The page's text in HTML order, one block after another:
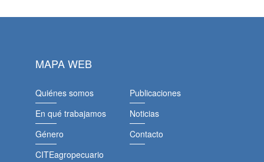
MAPA WEB
Quiénes somos
En qué trabajamos
Género
CITEagropecuario
Publicaciones
Noticias
Contacto